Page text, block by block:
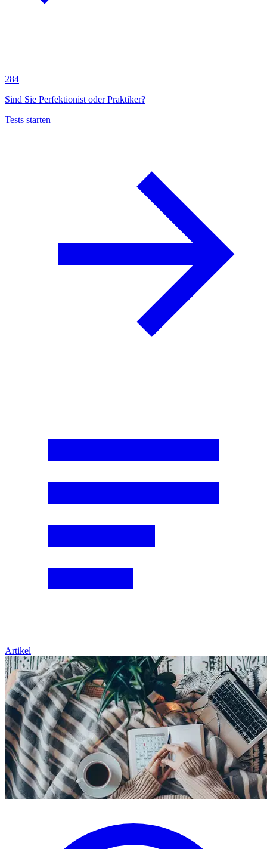
284
Sind Sie Perfektionist oder Praktiker?
Tests starten
Artikel